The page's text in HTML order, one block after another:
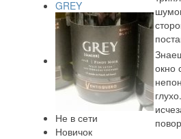
GREY
Не в сети
Новичок
окно